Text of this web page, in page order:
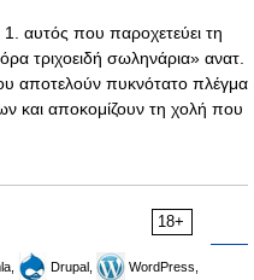
αυτός που παροχετεύει τη
τριχοειδή σωληνάρια» ανατ.
αποτελούν πυκνότατο πλέγμα
και αποκομίζουν τη χολή που
18+
Drupal,
WordPress,